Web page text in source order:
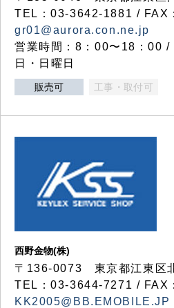
TEL：03-3642-1881 / FAX
gr01@aurora.con.ne.jp
営業時間：8：00〜18：00 /
日・日曜日
販売可 工事・取付可
西野金物(株)
〒136-0073 東京都江東区
TEL：03‐3644‐7271 /
KK2005@BB.EMOBILE.JP